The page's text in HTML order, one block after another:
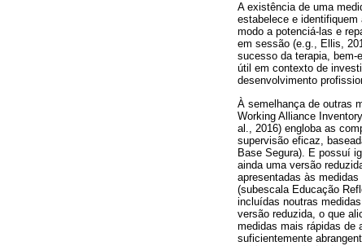
A existência de uma
estabelece e
modo a potenciá-las e
em sessão (e.g., Ellis,
sucesso da terapia, bem-
útil em contexto de
desenvolvimento
À semelhança de outras
Working Alliance
al., 2016) engloba as
supervisão eficaz,
Base Segura). E possuí
ainda uma versão
apresentadas às
(subescala Educação
incluídas noutras
versão reduzida, o que
medidas mais rápidas de
suficientemente